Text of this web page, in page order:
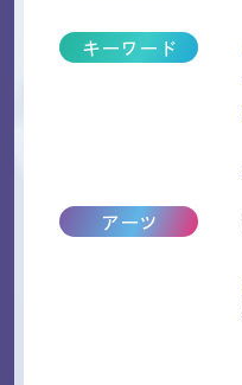
キーワード
アーツ